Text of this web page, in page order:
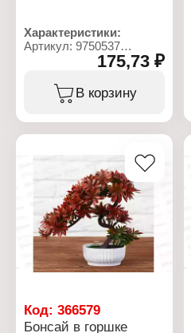
Характеристики:
Артикул: 9750537
Декоративное украшение
Дизайн: Искусственный
цветок
Материал: пластик
Цвет: в ассортименте
175,73 ₽
В корзину
Код: 366579
Бонсай в горшке